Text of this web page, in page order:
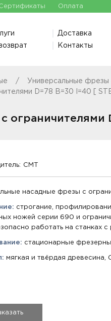
Оплата
Доставка
Контакты
Универсальные
D=78 B=30 I=40 [
ограничителями
CMT
насадные фрезы с
строгание,
ножей серии 690 и
работать на станках с
стационарные
мягкая и твёрдая древесина,